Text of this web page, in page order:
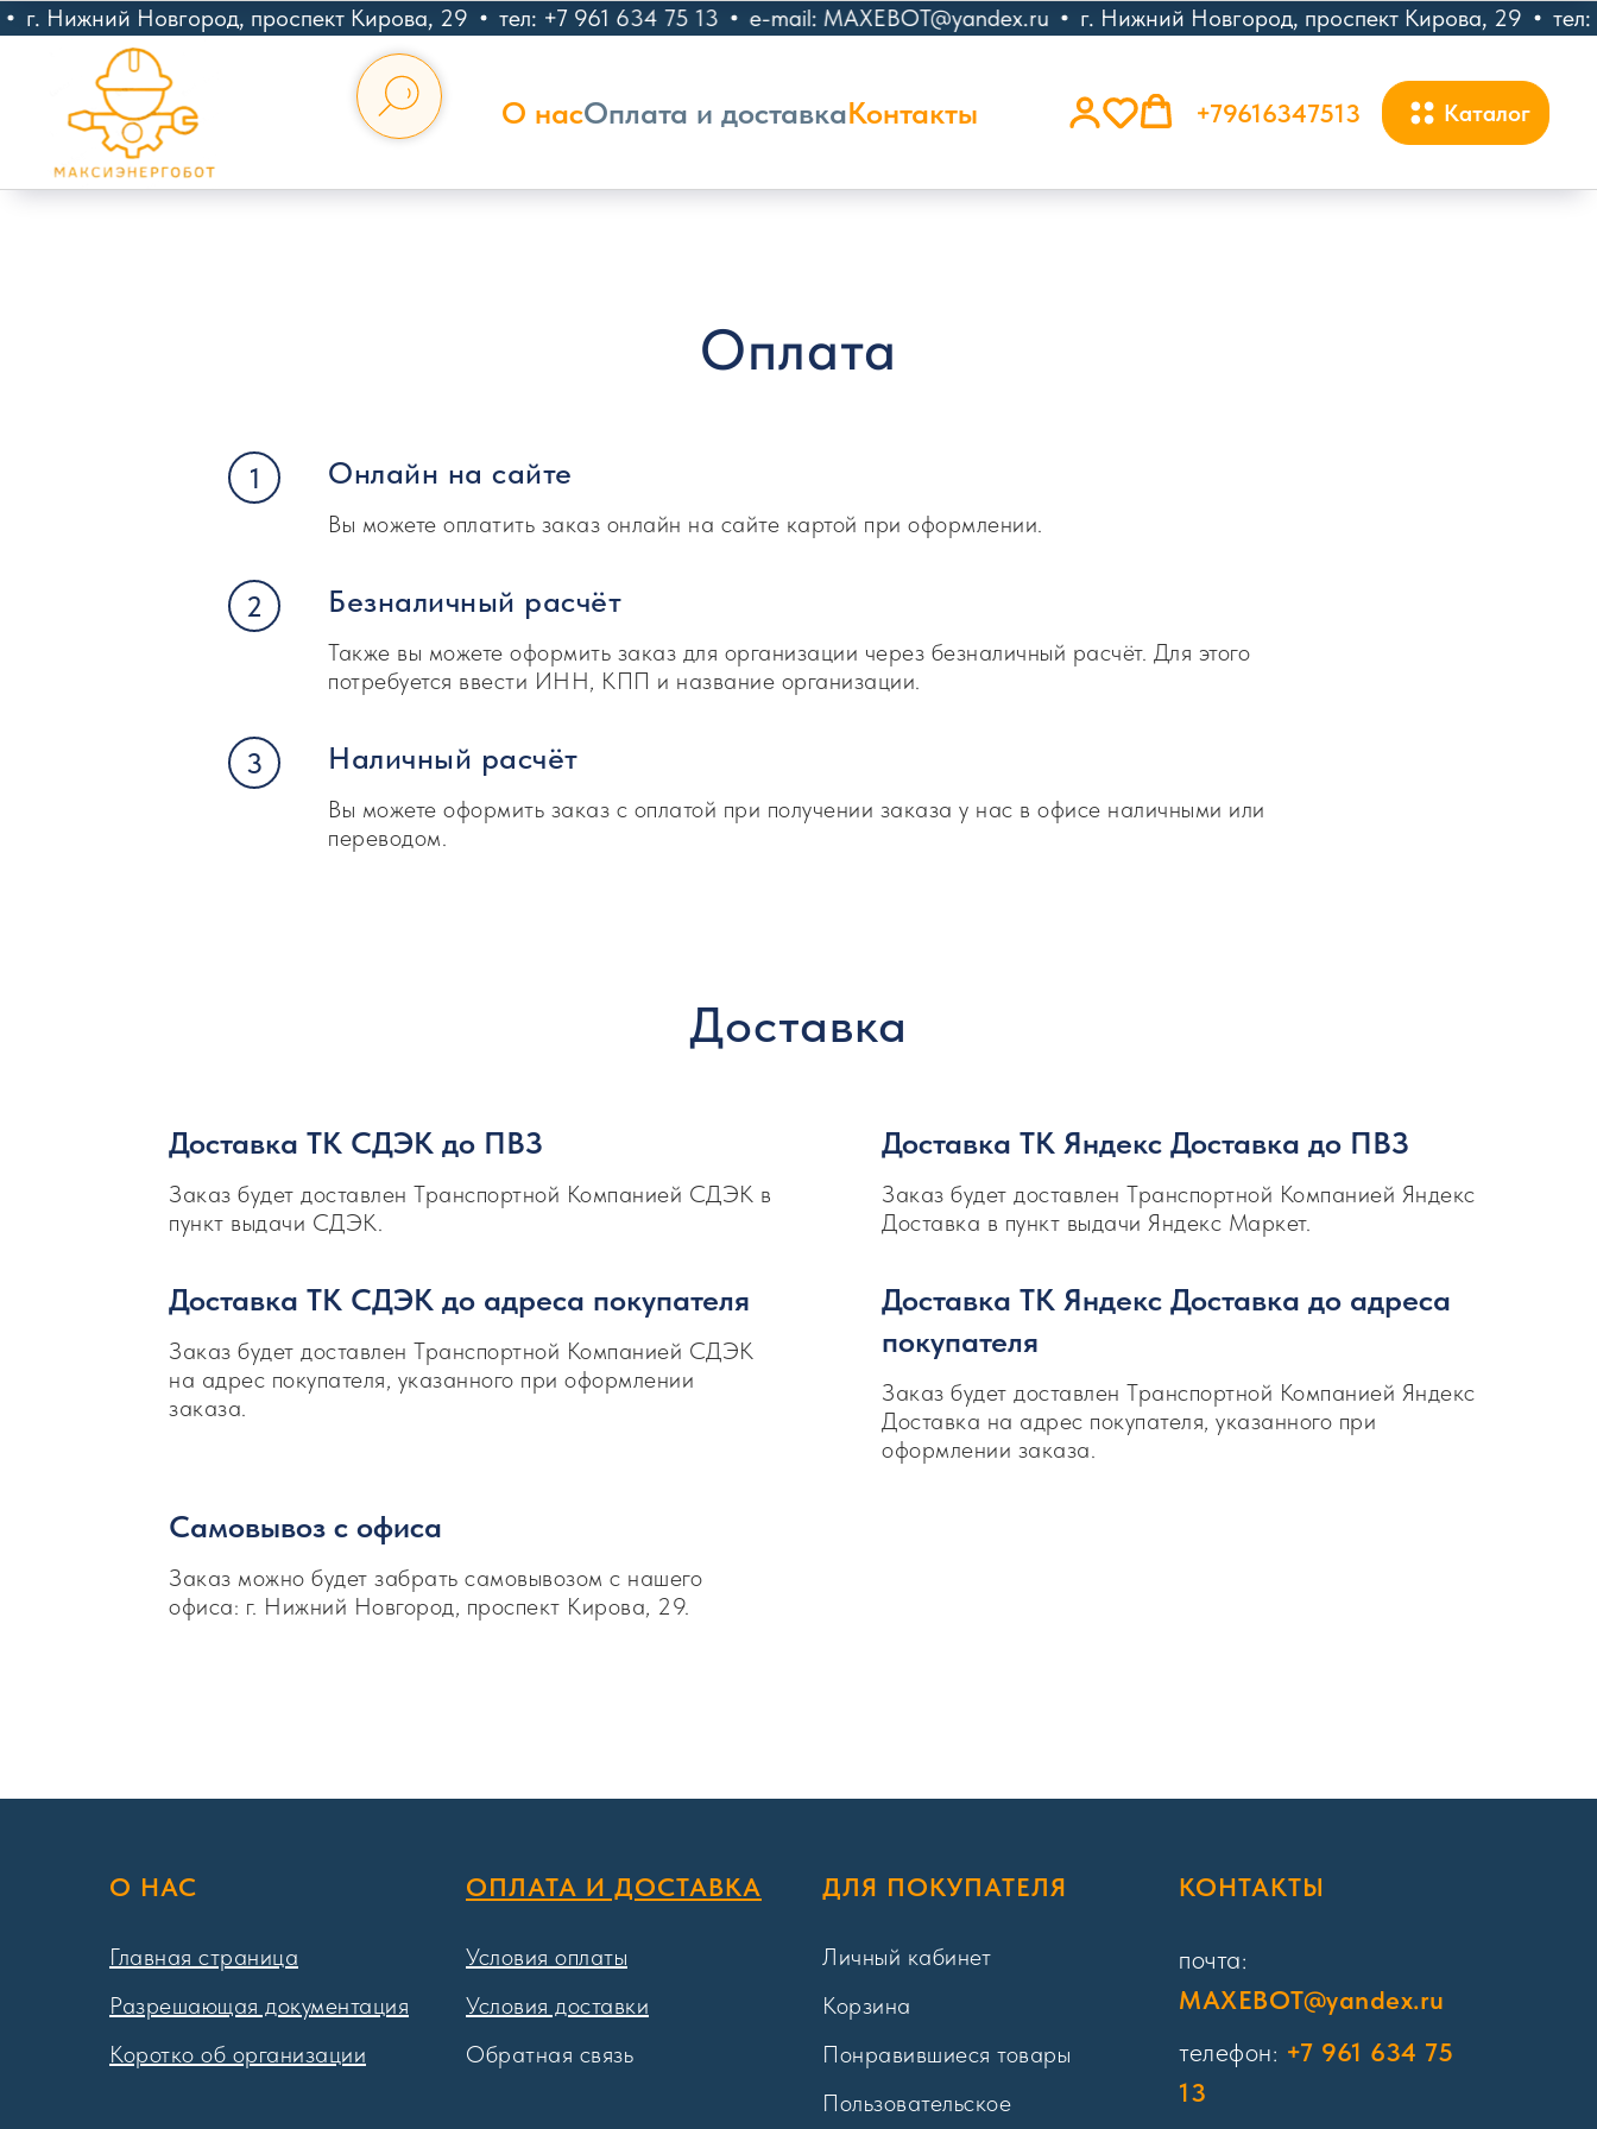
г. Нижний Новгород, проспект Кирова, 29 тел: +7 961 634 75 13 e-mail: MAXEBOT@yandex.ru г. Нижний Новгород, проспект Кирова, 29 тел:
О насОплата и доставкаКонтакты +79616347513 Каталог
Оплата
Онлайн на сайте
Вы можете оплатить заказ онлайн на сайте картой при оформлении.
Безналичный расчёт
Также вы можете оформить заказ для организации через безналичный расчёт. Для этого
потребуется ввести ИНН, КПП и название организации.
Наличный расчёт
Вы можете оформить заказ с оплатой при получении заказа у нас в офисе наличными или
переводом.
Доставка
Доставка ТК СДЭК до ПВЗ
Заказ будет доставлен Транспортной Компанией СДЭК в
пункт выдачи СДЭК.
Доставка ТК Яндекс Доставка до ПВЗ
Заказ будет доставлен Транспортной Компанией Яндекс
Доставка в пункт выдачи Яндекс Маркет.
Доставка ТК СДЭК до адреса покупателя
Заказ будет доставлен Транспортной Компанией СДЭК
на адрес покупателя, указанного при оформлении
заказа.
Доставка ТК Яндекс Доставка до адреса
покупателя
Заказ будет доставлен Транспортной Компанией Яндекс
Доставка на адрес покупателя, указанного при
оформлении заказа.
Самовывоз с офиса
Заказ можно будет забрать самовывозом с нашего
офиса: г. Нижний Новгород, проспект Кирова, 29.
О НАС
Главная страница
Разрешающая документация
Коротко об организации
ОПЛАТА И ДОСТАВКА
Условия оплаты
Условия доставки
Обратная связь
ДЛЯ ПОКУПАТЕЛЯ
Личный кабинет
Корзина
Понравившиеся товары
Пользовательское
КОНТАКТЫ
почта:
MAXEBOT@yandex.ru
телефон: +7 961 634 75
13